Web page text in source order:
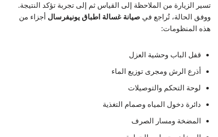
تسير الزيارة من الملاحظة إلى القياس ثم إلى تجربة تؤكد النتيجة.
ووفق الحالة، تُراجع في صيانة غسالة اطباق يونيفرسال أجزاء من
هذه المنظومات:
قفل الباب وحشية العزل
أذرع الرش ومجرى توزيع الماء
لوحة التحكم والتوصيلات
دائرة دخول المياه وصمام التغذية
المضخة ومسار الصرف